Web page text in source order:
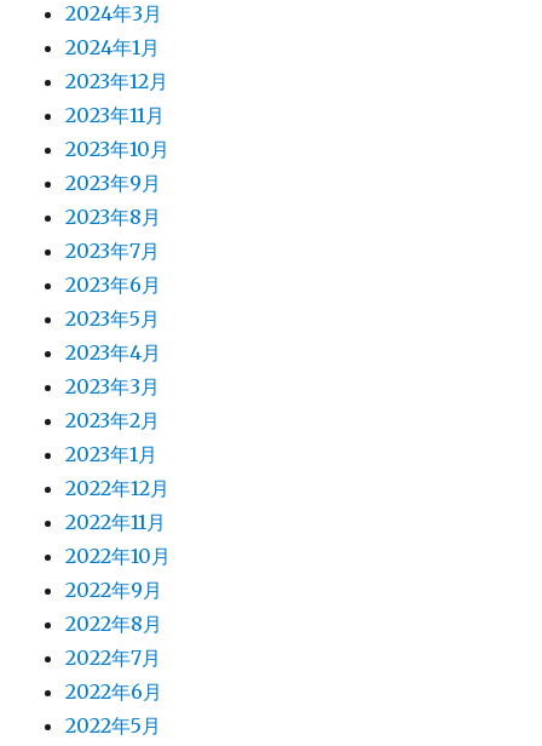
2024年3月
2024年1月
2023年12月
2023年11月
2023年10月
2023年9月
2023年8月
2023年7月
2023年6月
2023年5月
2023年4月
2023年3月
2023年2月
2023年1月
2022年12月
2022年11月
2022年10月
2022年9月
2022年8月
2022年7月
2022年6月
2022年5月